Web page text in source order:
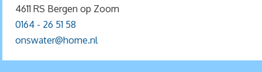
4611 RS Bergen op Zoom
0164 - 26 51 58
onswater@home.nl